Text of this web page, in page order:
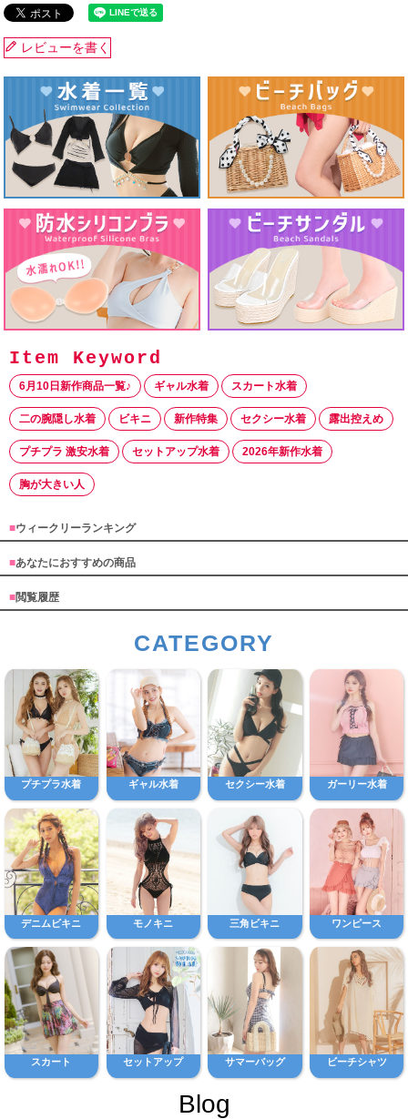
レビューを書く
6月10日新作商品一覧♪ ギャル水着 スカート水着
二の腕隠し水着 ビキニ 新作特集 セクシー水着 露出控えめ
プチプラ 激安水着 セットアップ水着 2026年新作水着
胸が大きい人
■ウィークリーランキング
■あなたにおすすめの商品
■閲覧履歴
CATEGORY
プチプラ水着 ギャル水着 セクシー水着 ガーリー水着
デニムビキニ モノキニ 三角ビキニ ワンピース
スカート セットアップ サマーバッグ ビーチシャツ
Blog